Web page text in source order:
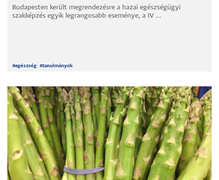
Budapesten került megrendezésre a hazai egészségügyi
szakképzés egyik legrangosabb eseménye, a IV ...
#egészség #tanulmányok